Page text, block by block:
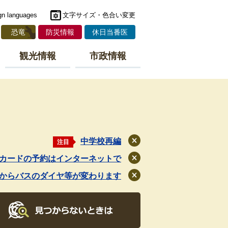
languages 文字サイズ・色合い変更
恐竜 防災情報 休日当番医
観光情報 市政情報
注目 中学校再編
閉
じ
る
ードの予約はインターネットで
閉
じ
る
らバスのダイヤ等が変わります
閉